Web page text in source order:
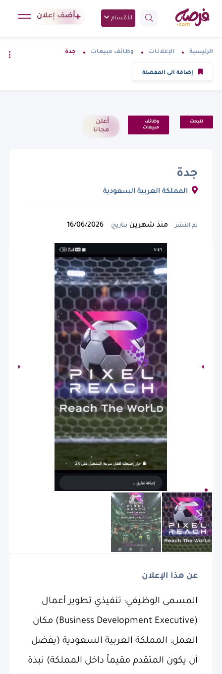
الأقسام أضف إعلان
الرئيسية الإعلانات وظائف مبيعات جدة
إضافة الى المفضلة
للبحث
وظائف
مبيعات
أعلن
مجانا
جدة
تم النشر منذ شهرين بتاريخ:
عن هذا الإعلان
المسمى الوظيفي: تنفيذي تطوير أعمال
(Business Development Executive) مكان
العمل: المملكة العربية السعودية (يفضل
أن يكون المتقدم مقيماً داخل المملكة) نبذة